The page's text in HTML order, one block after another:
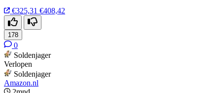
€325,31 €408,42
178
0
Soldenjager
Verlopen
Soldenjager
Amazon.nl